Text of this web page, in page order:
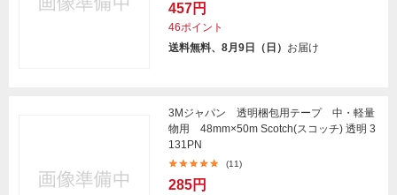
457円
46ポイント
送料無料、8月9日（日） お届け
3Mジャパン 透明梱包用テープ 中・軽量
物用 48mm×50m Scotch(スコッチ) 透明 3
131PN
(11)
285円